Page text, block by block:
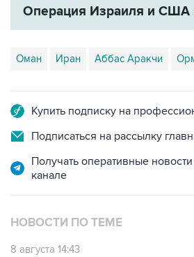
Операция Израиля и США
Оман Иран Аббас Аракчи
Купить подписку на
Подписаться на рассылку
Получать оперативные
канале
НОВОСТИ ПО ТЕМЕ
8 августа 14:43